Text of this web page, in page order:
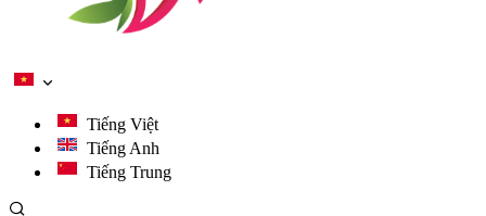
Tiếng Việt
Tiếng Anh
Tiếng Trung